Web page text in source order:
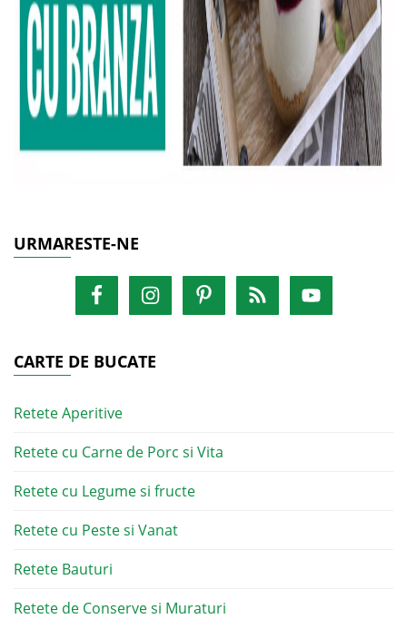
URMARESTE-NE
CARTE DE BUCATE
Retete Aperitive
Retete cu Carne de Porc si Vita
Retete cu Legume si fructe
Retete cu Peste si Vanat
Retete Bauturi
Retete de Conserve si Muraturi